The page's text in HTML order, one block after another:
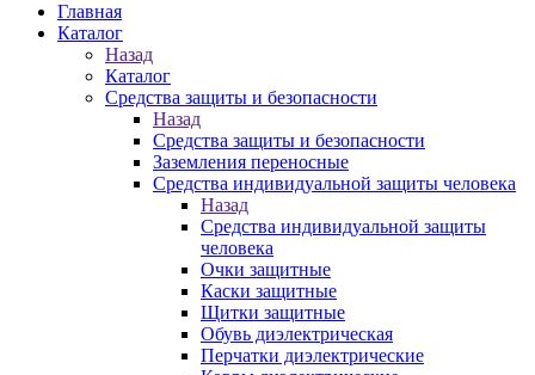
Главная
Каталог
Назад
Каталог
Средства защиты и безопасности
Назад
Средства защиты и безопасности
Заземления переносные
Средства индивидуальной защиты человека
Назад
Средства индивидуальной защиты
человека
Очки защитные
Каски защитные
Щитки защитные
Обувь диэлектрическая
Перчатки диэлектрические